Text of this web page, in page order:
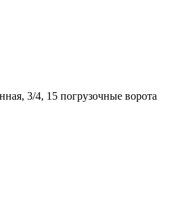
3/4, 15 погрузочные ворота